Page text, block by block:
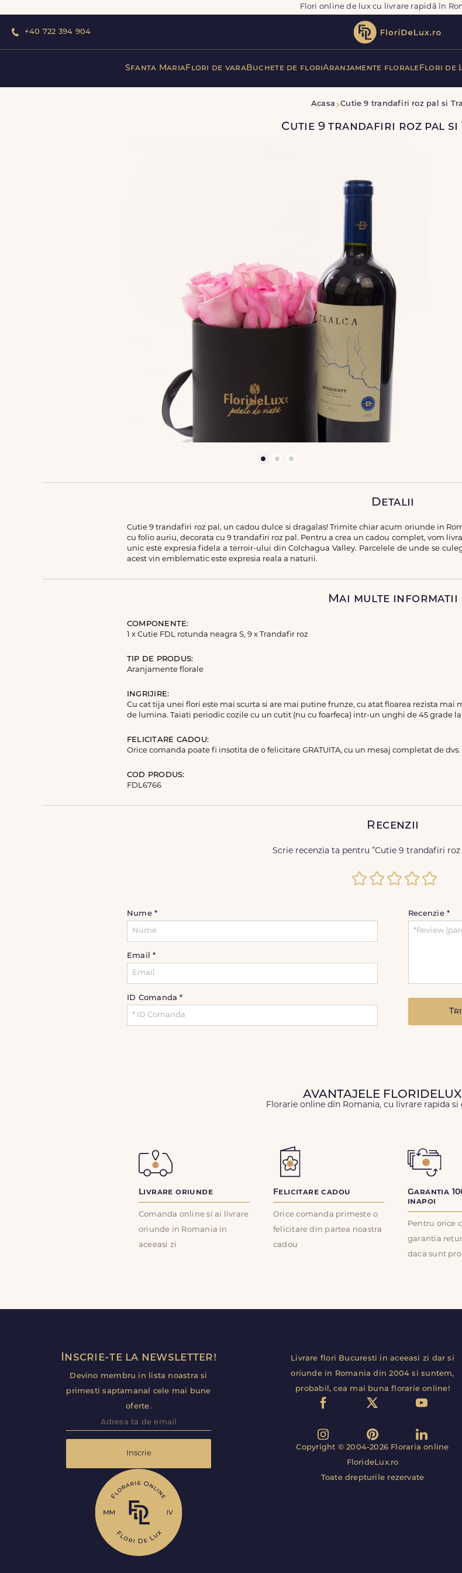
Flori online de lux cu livrare rapidă în
+40 722 394 904
Sfanta MariaFlori de varaBuchete de floriAranjamente florale Flori de
Acasa Cutie 9 trandafiri roz pal si
Cutie 9 trandafiri roz pal si
Detalii
Cutie 9 trandafiri roz pal, un cadou dulce si dragalas! Trimite chiar acum oriunde in
cu folio auriu, decorata cu 9 trandafiri roz pal. Pentru a crea un cadou complet, vom
unic este expresia fidela a terroir-ului din Colchagua Valley. Parcelele de unde se
acest vin emblematic este expresia reala a naturii.
Mai multe informatii
COMPONENTE:
1 x Cutie FDL rotunda neagra S, 9 x Trandafir roz
TIP DE PRODUS:
Aranjamente florale
INGRIJIRE:
Cu cat tija unei flori este mai scurta si are mai putine frunze, cu atat floarea rezista mai
de lumina. Taiati periodic cozile cu un cutit (nu cu foarfeca) intr-un unghi de 45 grade la
FELICITARE CADOU:
Orice comanda poate fi insotita de o felicitare GRATUITA, cu un mesaj completat de
COD PRODUS:
FDL6766
Recenzii
Scrie recenzia ta pentru ”Cutie 9 trandafiri roz
Nume*
Email*
ID Comanda*
Recenzie *
AVANTAJELE
Florarie online din Romania, cu livrare rapida si
Livrare oriunde
Comanda online si ai livrare
oriunde in Romania in
aceeasi zi
Felicitare cadou
Orice comanda primeste o
felicitare din partea noastra
cadou
Garantia
inapoi
Pentru orice
garantia
daca sunt
Inscrie-te la newsletter!
Devino membru in lista noastra si
primesti saptamanal cele mai bune
oferte.
Inscrie
Livrare flori Bucuresti in aceeasi zi dar si
oriunde in Romania din 2004 si suntem,
probabil, cea mai buna florarie online!
Copyright © 2004-2026 Floraria online
FlorideLux.ro
Toate drepturile rezervate